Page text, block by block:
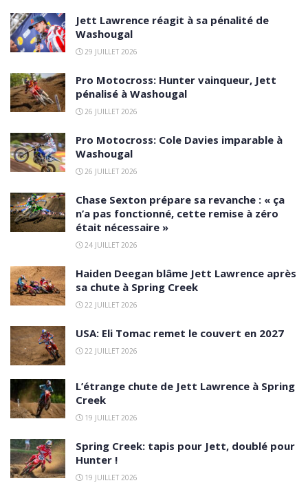
Jett Lawrence réagit à sa pénalité de
Washougal
29 JUILLET 2026
Pro Motocross: Hunter vainqueur, Jett
pénalisé à Washougal
26 JUILLET 2026
Pro Motocross: Cole Davies imparable à
Washougal
26 JUILLET 2026
Chase Sexton prépare sa revanche : « ça
n’a pas fonctionné, cette remise à zéro
était nécessaire »
24 JUILLET 2026
Haiden Deegan blâme Jett Lawrence après
sa chute à Spring Creek
22 JUILLET 2026
USA: Eli Tomac remet le couvert en 2027
22 JUILLET 2026
L’étrange chute de Jett Lawrence à Spring
Creek
19 JUILLET 2026
Spring Creek: tapis pour Jett, doublé pour
Hunter !
19 JUILLET 2026